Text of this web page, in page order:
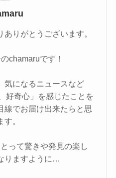
りがとうございます。
chamaruです！
気になるニュースなど
好奇心」を感じたことを
線でお届け出来たらと思
す。
って驚きや発見の楽し
りますように…